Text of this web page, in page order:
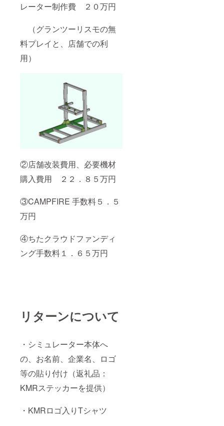
レーター制作費 ２０万円
（グランツーリスモの無
料プレイと、店舗での利
用）
②店舗改装費用、必要機材
購入費用 ２２．８５万円
③CAMPFIRE 手数料５．５
万円
④ちたクラウドファンディ
ング手数料１．６５万円
リターンについて
・シミュレーター本体へ
の、お名前、企業名、ロゴ
等の貼り付け（返礼品：
KMRステッカーを提供）
・KMRロゴ入りTシャツ